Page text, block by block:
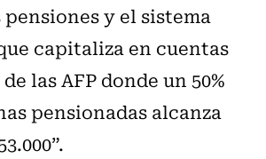
pensiones y el sistema
capitaliza en cuentas
las AFP donde un 50%
pensionadas alcanza